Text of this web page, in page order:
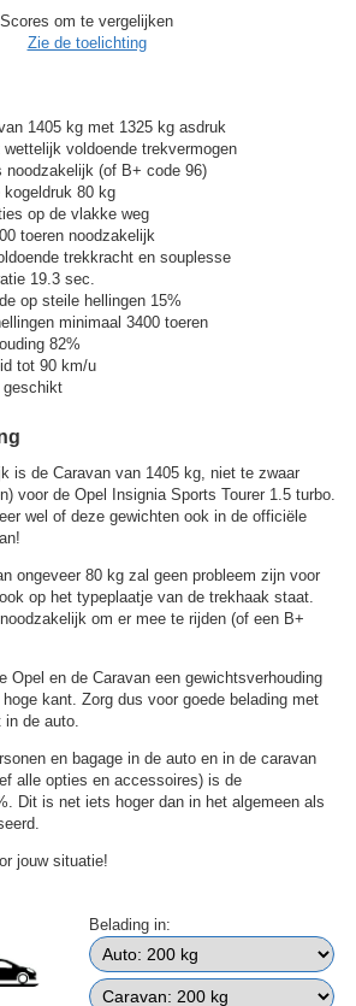
Scores om te vergelijken
Zie de toelichting
1405 kg met 1325 kg asdruk
wettelijk voldoende trekvermogen
noodzakelijk (of B+ code 96)
kogeldruk 80 kg
op de vlakke weg
toeren noodzakelijk
trekkracht en souplesse
19.3 sec.
op steile hellingen 15%
minimaal 3400 toeren
82%
tot 90 km/u
geschikt
is de Caravan van 1405 kg, niet te zwaar
voor de Opel Insignia Sports Tourer 1.5 turbo.
wel of deze gewichten ook in de officiële
ongeveer 80 kg zal geen probleem zijn voor
op het typeplaatje van de trekhaak staat.
om er mee te rijden (of een B+
Opel en de Caravan een gewichtsverhouding
kant. Zorg dus voor goede belading met
in de auto.
en bagage in de auto en in de caravan
alle opties en accessoires) is de
Dit is net iets hoger dan in het algemeen als
jouw situatie!
Belading in: